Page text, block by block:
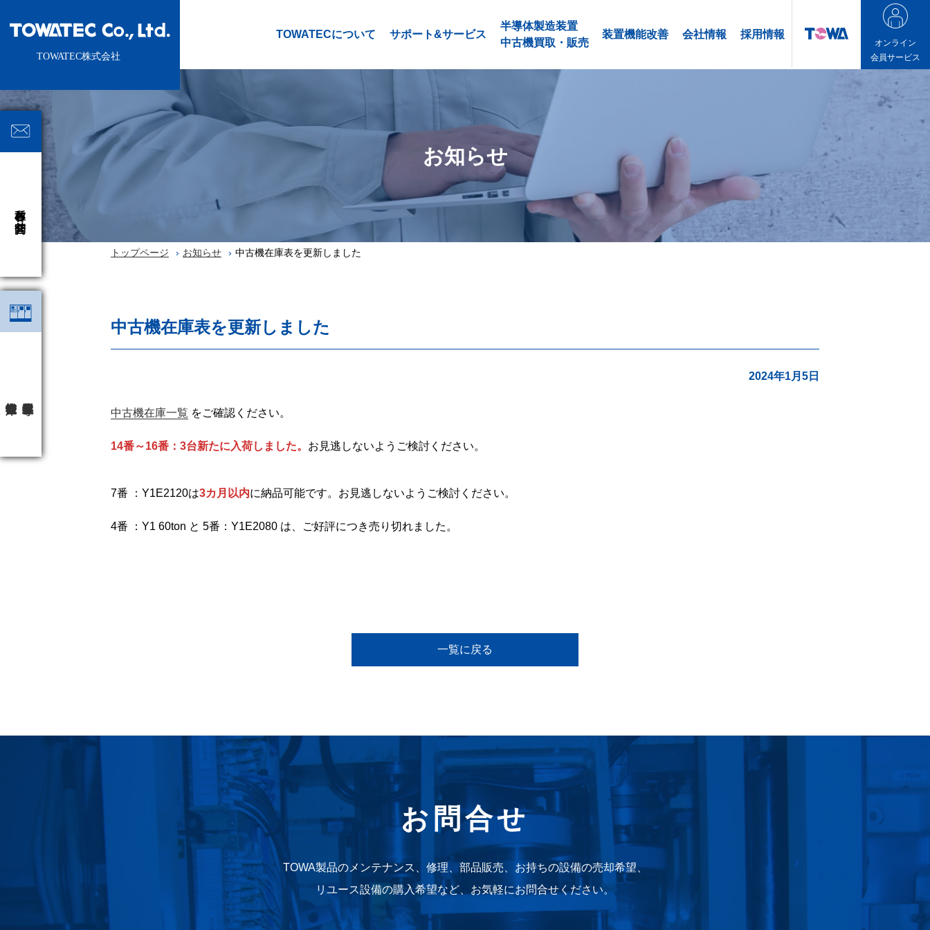
TOWATECについて サポート&サービス
半導体製造装置
中古機買取・販売
装置機能改善 会社情報 採用情報
オンライン
会員サービス
オンライン会員サービス
TOWA製装置をお持ちのお客様向け
会員制サイトとなります。
利用をご希望の際は、弊社営業担当
までお問合せ下さい。
お問合せはこちら
各種お問合せ
弊社商品、サービスに
関するお問合せ
その他お問合せ
(075)692-0271
お知らせ
トップページ お知らせ 中古機在庫表を更新しました
中古機在庫表を更新しました
2024年1月5日
中古機在庫一覧 をご確認ください。
14番～16番：3台新たに入荷しました。 お見逃しないようご検討ください。
7番 ：Y1E2120は3カ月以内に納品可能です。お見逃しないようご検討ください。
4番 ：Y1 60ton と 5番：Y1E2080 は、ご好評につき売り切れました。
一覧に戻る
お問合せ
TOWA製品のメンテナンス、修理、部品販売、お持ちの設備の売却希望、
リユース設備の購入希望など、お気軽にお問合せください。